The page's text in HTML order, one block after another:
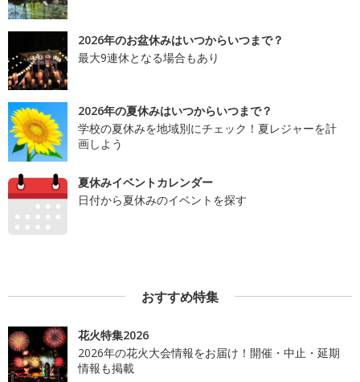
2026年のお盆休みはいつからいつまで？
最大9連休となる場合もあり
2026年の夏休みはいつからいつまで？
学校の夏休みを地域別にチェック！夏レジャーを計
画しよう
夏休みイベントカレンダー
日付から夏休みのイベントを探す
おすすめ特集
花火特集2026
2026年の花火大会情報をお届け！開催・中止・延期
情報も掲載